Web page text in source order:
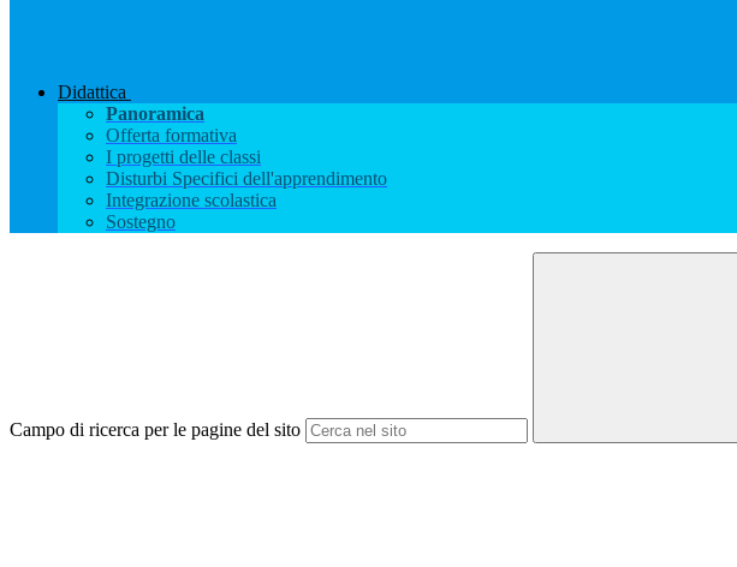
Didattica
Panoramica
Offerta formativa
I progetti delle classi
Disturbi Specifici dell'apprendimento
Integrazione scolastica
Sostegno
Campo di ricerca per le pagine del sito